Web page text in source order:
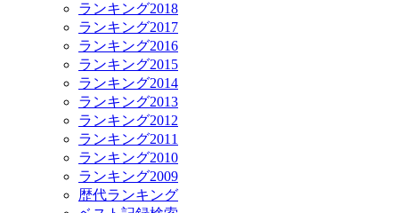
ランキング2018
ランキング2017
ランキング2016
ランキング2015
ランキング2014
ランキング2013
ランキング2012
ランキング2011
ランキング2010
ランキング2009
歴代ランキング